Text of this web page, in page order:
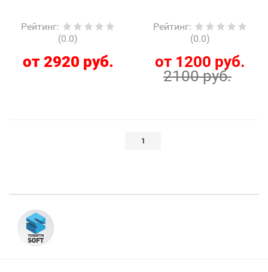
Рейтинг:
(0.0)
от 2920 руб.
Рейтинг:
(0.0)
от 1200 руб.
2100 руб.
1